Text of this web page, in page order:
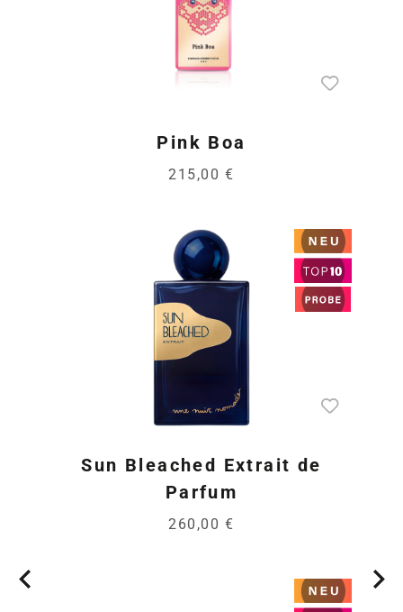
Pink Boa
215,00 €
Sun Bleached Extrait de
Parfum
260,00 €